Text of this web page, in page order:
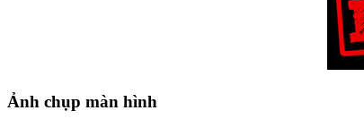
Ảnh chụp màn hình